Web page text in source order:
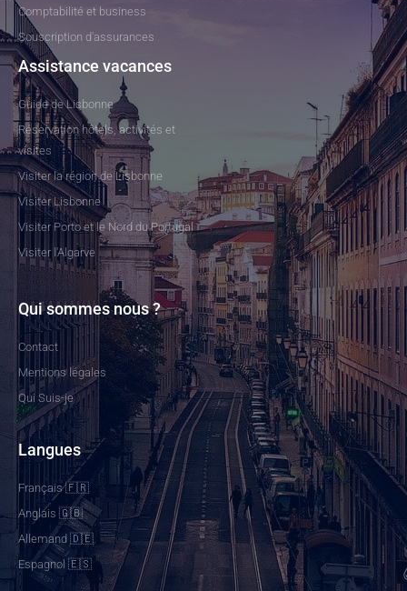
Comptabilité et business
Souscription d'assurances
Assistance vacances
Guide de Lisbonne
Réservation hôtels, activités et
visites
Visiter la région de Lisbonne
Visiter Lisbonne
Visiter Porto et le Nord du Portugal
Visiter l'Algarve
Qui sommes nous ?
Contact
Mentions légales
Qui Suis-je
Langues
Français 🇫🇷
Anglais 🇬🇧
Allemand 🇩🇪
Espagnol 🇪🇸